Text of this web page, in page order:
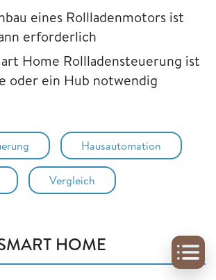
eines Rollladenmotors ist
erforderlich
Home Rollladensteuerung ist
oder ein Hub notwendig
Hausautomation
Vergleich
HOME